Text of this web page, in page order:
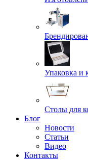
Упаковка и
Cтолы для
Блог
Новости
Статьи
Видео
Контакты